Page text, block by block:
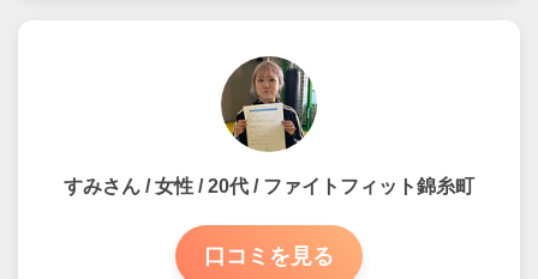
すみさん / 女性 / 20代 / ファイトフィット錦糸町
口コミを見る